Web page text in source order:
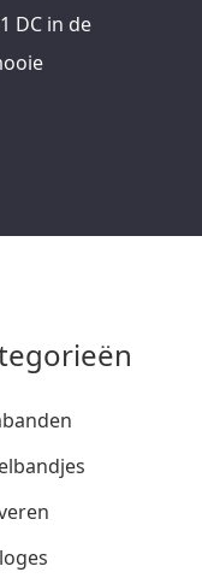
DC in de